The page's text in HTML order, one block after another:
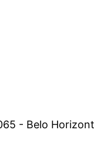
- Belo